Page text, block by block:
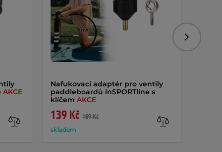
AKCE
Nafukovací adaptér pro ventily
paddleboardů inSPORTline s
klíčem AKCE
139 Kč 169 Kč
skladem